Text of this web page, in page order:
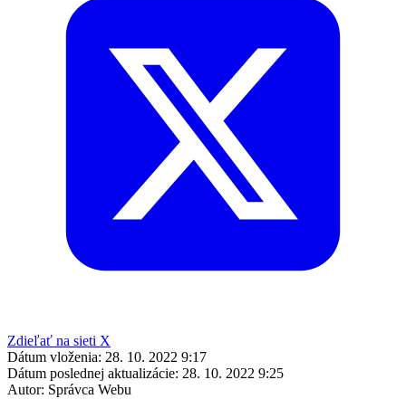
Zdieľať na sieti X
Dátum vloženia: 28. 10. 2022 9:17
Dátum poslednej aktualizácie: 28. 10. 2022 9:25
Autor: Správca Webu